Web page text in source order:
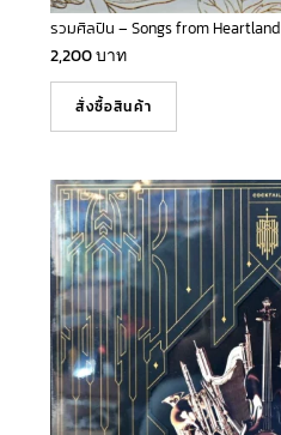
รวมศิลปิน – Songs from Heartland
2,200บาท
สั่งซื้อสินค้า